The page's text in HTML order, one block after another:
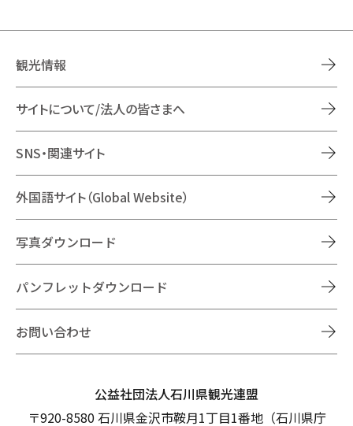
観光情報
サイトについて/法人の皆さまへ
SNS・関連サイト
外国語サイト（Global Website）
写真ダウンロード
パンフレットダウンロード
お問い合わせ
公益社団法人石川県観光連盟
〒920-8580 石川県金沢市鞍月1丁目1番地（石川県庁